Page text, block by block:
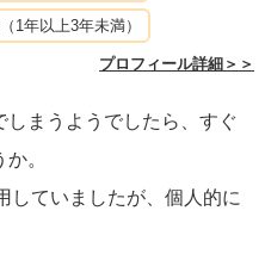
理なく自然体でいられる
の中で、「きゅん」とす
価値観、相互の尊重、理
よう」と思える重要な要
、お互いを支え合える関
1年以上3年未満）
プロフィール詳細＞＞
まうようでしたら、すぐ
。
していましたが、個人的に